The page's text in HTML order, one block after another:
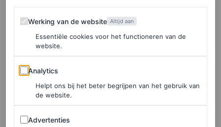
Door deze manier van werken en de combinatie tussen
onder meer nylon en wol, flatteren de kledingstukken
vele verschillende lichaamsvormen en maten. De
ontwerpen bevatten onverwachtse details, zijn over elkaar
gelaagd en worden vaak gekenmerkt door transparante
stoffen die bijna fungeren als een tweede huid. Kleren
gevormd door de lichamen die ze dragen. Bij A.Roege
Werking van de website
Werking van de website Altijd aan
Essentiële cookies voor het functioneren van de
website.
Analytics
Analytics
Helpt ons bij het beter begrijpen van het gebruik van
de website.
Advertenties
Advertenties